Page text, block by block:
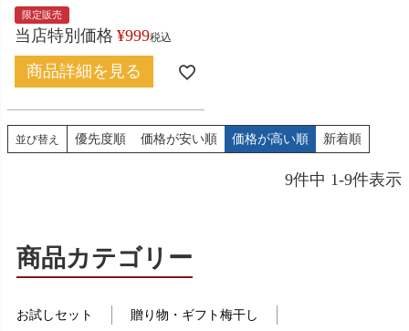
限定販売
当店特別価格 ¥999税込
商品詳細を見る
並び替え 優先度順 価格が安い順 価格が高い順 新着順
9件中 1-9件表示
商品カテゴリー
お試しセット 贈り物・ギフト梅干し